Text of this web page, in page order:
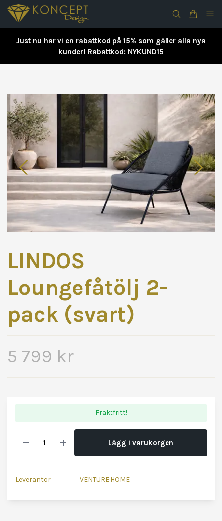
Just nu har vi en rabattkod på 15% som gäller alla nya
kunder! Rabattkod: NYKUND15
LINDOS
Loungefåtölj 2-
pack (svart)
5 799 kr
Fraktfritt!
Lägg i varukorgen
Leverantör VENTURE HOME